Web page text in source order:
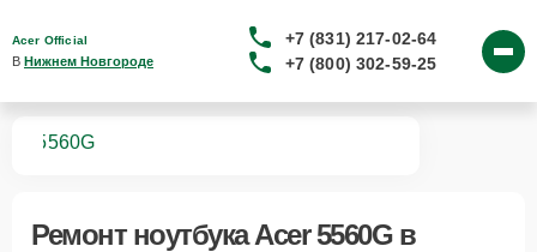
Acer Official
В Нижнем Новгороде
+7 (831) 217-02-64
+7 (800) 302-59-25
5560G
Ремонт ноутбука Acer 5560Gв